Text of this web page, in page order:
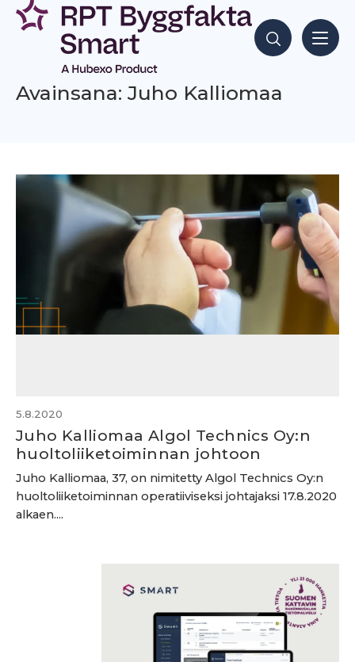
Siirry
sisältöön
Hae sisältöjä
Avainsana: Juho Kalliomaa
5.8.2020
Juho Kalliomaa Algol Technics Oy:n
huoltoliiketoiminnan johtoon
Juho Kalliomaa, 37, on nimitetty Algol Technics Oy:n
huoltoliiketoiminnan operatiiviseksi johtajaksi 17.8.2020
alkaen....